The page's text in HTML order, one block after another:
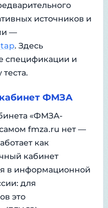
источников и
—
. Здесь
спецификации и
ФМЗА
«ФМЗА-
fmza.ru нет —
как
кабинет
в информационной
для
это